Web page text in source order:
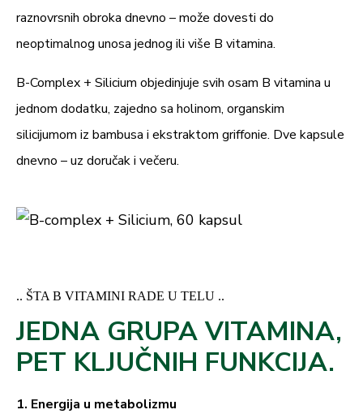
4,0 mg
Vitamin B1 (tiamin-
hidrohlorid)
2,6 mg 236
Vitamin B9 (folna
Vitamin B7 (D-biotin) 150,0 µg
*NRV –nutritivna referentna vrednost
20.10.2025. godine
raznovrsnih obroka dnevno – može dovesti do
neoptimalnog unosa jednog ili više B vitamina.
B-Complex + Silicium objedinjuje svih osam B vitamina u
jednom dodatku, zajedno sa holinom, organskim
silicijumom iz bambusa i ekstraktom griffonie. Dve kapsule
dnevno – uz doručak i večeru.
.. ŠTA B VITAMINI RADE U TELU ..
JEDNA GRUPA VITAMINA,
PET KLJUČNIH FUNKCIJA.
1. Energija u metabolizmu